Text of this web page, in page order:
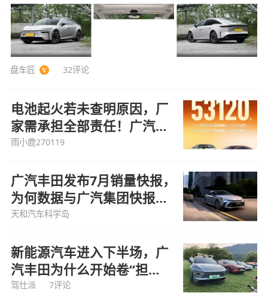
盘车匠 32评论
电池起火若未查明原因，厂
家需承担全部责任！广汽丰
田7月销量达53120台：铂智
雨小鹿270119
广汽丰田发布7月销量快报，
为何数据与广汽集团快报数
据不同
天和汽车科学岛
新能源汽车进入下半场，广
汽丰田为什么开始卷“担
责”？
驾仕派 7评论